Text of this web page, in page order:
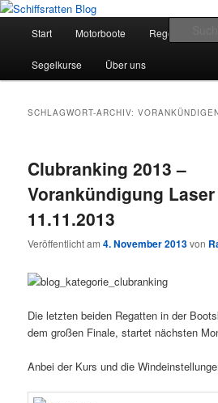
Zum
springen
Zum
springenSchiffsratten Blog
Segelsport in Second Life
Start Motorboote Regelkunde
Segelkurse Über uns
SCHLAGWORT-ARCHIV:
Clubranking 2013 –
Vorankündigung Laser
11.11.2013
Veröffentlicht am4. November 2013von
Die letzten beiden Regatten in der
dem großen Finale, startet nächsten
Anbei der Kurs und die